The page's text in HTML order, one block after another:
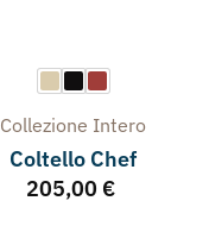
Collezione Intero
Coltello Chef
205,00 €